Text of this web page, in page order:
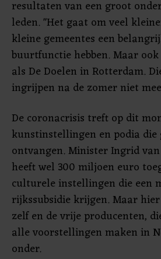
resultaten van een groot
leden. "Het gaat om veel
kleine gemeentes een
buurtfunctie hebben. Maar
als De Doelen in Rotterdam.
ingrijpen na de zomer niet
De coronacrisis treft op dit
kunstinstellingen en podia die
ontvangen. Minister Ingrid
heeft wel 300 miljoen euro
culturele instellingen die een
rijkssubsidie krijgen. Maar
zelf en de vrije producenten,
alle voorstellingen maken in
onder.